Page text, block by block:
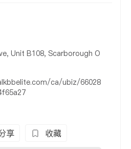
Unit B108, Scarborough O
ca/ubiz/66028
享 收藏